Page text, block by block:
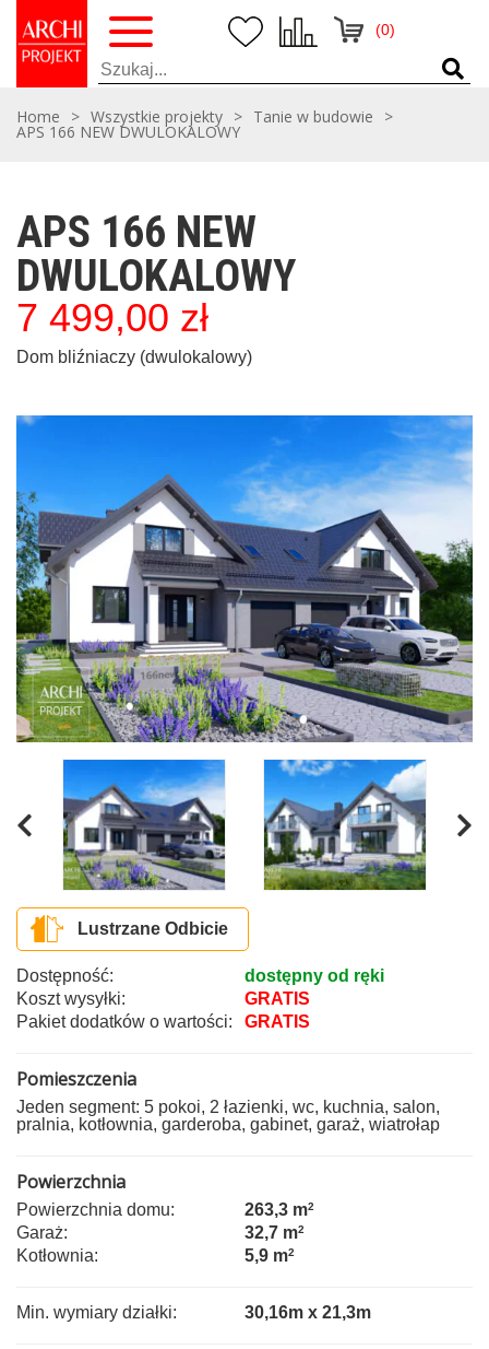
(0)
Home > Wszystkie projekty > Tanie w budowie >
APS 166 NEW DWULOKALOWY
APS 166 NEW
DWULOKALOWY
7 499,00 zł
Dom bliźniaczy (dwulokalowy)
Lustrzane Odbicie
Dostępność:
dostępny od ręki
Koszt wysyłki:
GRATIS
Pakiet dodatków o wartości:
GRATIS
Pomieszczenia
Jeden segment: 5 pokoi, 2 łazienki, wc, kuchnia, salon,
pralnia, kotłownia, garderoba, gabinet, garaż, wiatrołap
Powierzchnia
Powierzchnia domu: 263,3 m2
Garaż: 32,7 m2
Kotłownia: 5,9 m2
Min. wymiary działki: 30,16m x 21,3m